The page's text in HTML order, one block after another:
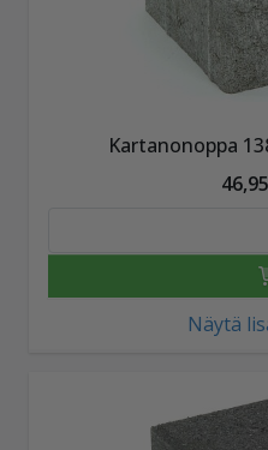
Kartanonoppa
Näytä